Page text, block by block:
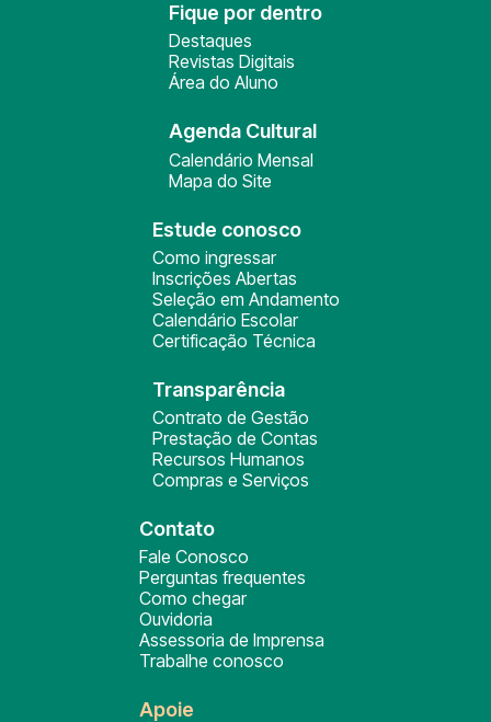
Fique por dentro
Destaques
Revistas Digitais
Área do Aluno
Agenda Cultural
Calendário Mensal
Mapa do Site
Estude conosco
Como ingressar
Inscrições Abertas
Seleção em Andamento
Calendário Escolar
Certificação Técnica
Transparência
Contrato de Gestão
Prestação de Contas
Recursos Humanos
Compras e Serviços
Contato
Fale Conosco
Perguntas frequentes
Como chegar
Ouvidoria
Assessoria de Imprensa
Trabalhe conosco
Apoie